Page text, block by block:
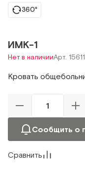
360°
ИМК-1
Нет в наличииАрт. 15611
Кровать
Сообщить о
Сравнить